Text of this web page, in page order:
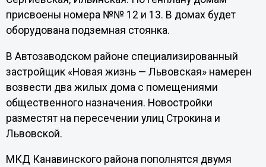
присвоены номера №№ 12 и 13. В домах будет
оборудована подземная стоянка.
В Автозаводском районе специализированный
застройщик «Новая жизнь — Львовская» намерен
возвести два жилых дома с помещениями
общественного назначения. Новостройки
разместят на пересечении улиц Строкина и
Львовской.
МКД Канавинского района пополнятся двумя